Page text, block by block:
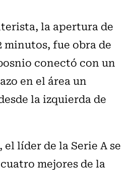
la apertura de
minutos, fue obra de
conectó con un
en el área un
la izquierda de
el líder de la Serie A se
mejores de la